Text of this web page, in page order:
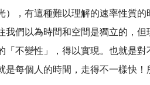
，有這種難以理解的速率性質
們以為時間和空間是獨立的，
不變性」，得以實現。也就是
每個人的時間，走得不一樣快